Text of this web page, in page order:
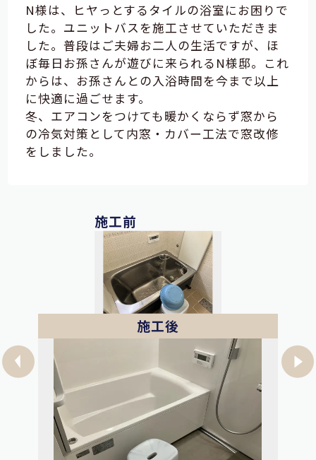
N様は、ヒヤっとするタイルの浴室にお困りで
した。ユニットバスを施工させていただきま
した。普段はご夫婦お二人の生活ですが、ほ
ぼ毎日お孫さんが遊びに来られるN様邸。これ
からは、お孫さんとの入浴時間を今まで以上
に快適に過ごせます。
冬、エアコンをつけても暖かくならず窓から
の冷気対策として内窓・カバー工法で窓改修
をしました。
施工前
施工後